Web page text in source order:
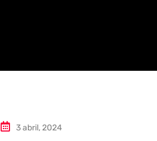
3 abril, 2024